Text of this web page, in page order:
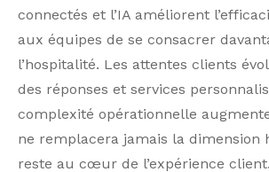
connectés et l’IA améliorent
aux équipes de se consacrer
l’hospitalité. Les attentes clients
des réponses et services
complexité opérationnelle
ne remplacera jamais la dimension
reste au cœur de l’expérience client.